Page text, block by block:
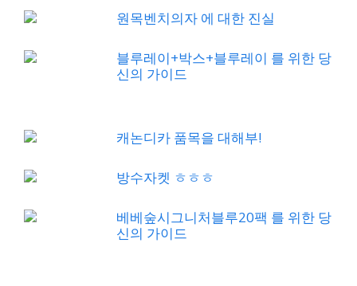
원목벤치의자 에 대한 진실
블루레이+박스+블루레이 를 위한 당
신의 가이드
캐논디카 품목을 대해부!
방수자켓 ㅎㅎㅎ
베베숲시그니처블루20팩 를 위한 당
신의 가이드